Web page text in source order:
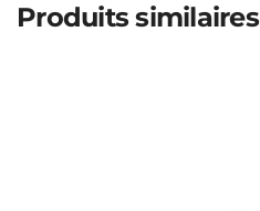
Produits similaires